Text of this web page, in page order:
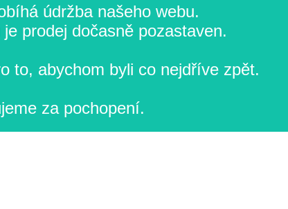
údržba našeho webu.
prodej dočasně pozastaven.
to, abychom byli co nejdříve zpět.
za pochopení.